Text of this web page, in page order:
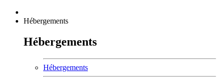
Hébergements
Hébergements
Hébergements